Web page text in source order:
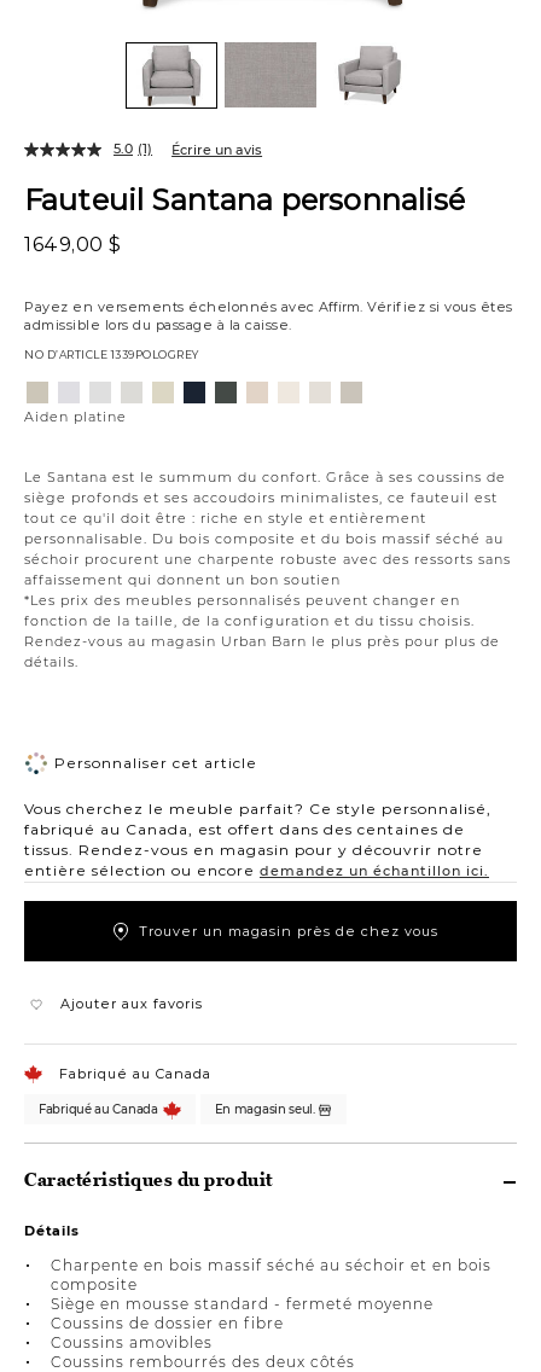
Fauteuil Santana personnalisé
1649,00 $
Payez en versements échelonnés avec Affirm. Vérifiez si vous êtes
admissible lors du passage à la caisse.
NO D’ARTICLE1339POLOGREY
Le Santana est le summum du confort. Grâce à ses coussins de
siège profonds et ses accoudoirs minimalistes, ce fauteuil est
tout ce qu'il doit être : riche en style et entièrement
personnalisable. Du bois composite et du bois massif séché au
séchoir procurent une charpente robuste avec des ressorts sans
affaissement qui donnent un bon soutien
*Les prix des meubles personnalisés peuvent changer en
fonction de la taille, de la configuration et du tissu choisis.
Rendez-vous au magasin Urban Barn le plus près pour plus de
détails.
5.0 (1) Écrire un avis
Variations
platine
neigeargenture
poussière
Aiden platine
Personnaliser cet article
Vous cherchez le meuble parfait? Ce style personnalisé,
fabriqué au Canada, est offert dans des centaines de
tissus. Rendez-vous en magasin pour y découvrir notre
entière sélection ou encore demandez un échantillon ici.
Trouver un magasin près de chez vous
Ajouter aux favoris
Fabriqué au Canada
Fabriqué au Canada En magasin seul.
Caractéristiques du produit
Détails
Charpente en bois massif séché au séchoir et en bois
composite
Siège en mousse standard - fermeté moyenne
Coussins de dossier en fibre
Coussins amovibles
Coussins rembourrés des deux côtés